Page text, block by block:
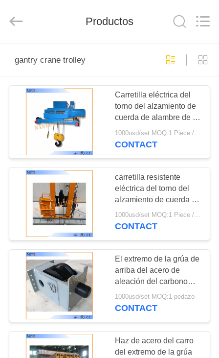
PRODUCTOS
SOBRE
NOSOTROS
VISITA
FÁBRICA
CONTROL
DE
CALIDAD
CONTÁCTENOS
SOLICITAR
UNA
Eqiupment
Co.,Ltd..
Reserved.
Productos
gantry crane trolley
Carretilla eléctrica del
torno del alzamiento de
cuerda de alambre de la
viga doble para la
industria química
1000usd/set MOQ:1 Piece / Pieces
CONTACT
carretilla resistente
eléctrica del torno del
alzamiento de cuerda de
alambre del carril dual
de 10 toneladas/50
1000usd/set MOQ:1 Piece / Pieces
CONTACT
El extremo de la grúa de
arriba del acero de
aleación del carbono
acarrea el bloque de la
rueda 40-250Kg para el
1000usd/set MOQ:1 pedazo
CONTACT
Haz de acero del carro
del extremo de la grúa